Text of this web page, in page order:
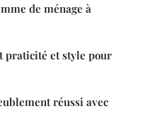
de ménage à
praticité et style pour
réussi avec